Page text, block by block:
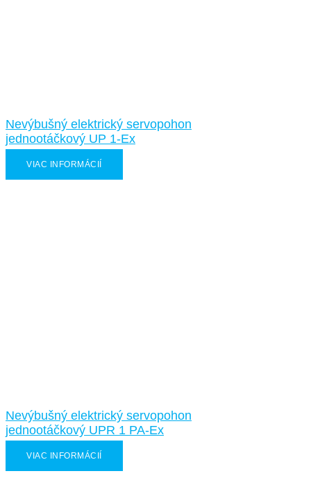
Nevýbušný elektrický servopohon
jednootáčkový UP 1-Ex
VIAC INFORMÁCIÍ
Nevýbušný elektrický servopohon
jednootáčkový UPR 1 PA-Ex
VIAC INFORMÁCIÍ